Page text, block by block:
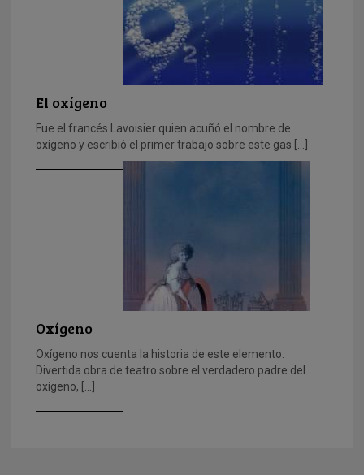
El oxígeno
Fue el francés Lavoisier quien acuñó el nombre de
oxígeno y escribió el primer trabajo sobre este gas […]
Oxígeno
Oxígeno nos cuenta la historia de este elemento.
Divertida obra de teatro sobre el verdadero padre del
oxígeno, […]